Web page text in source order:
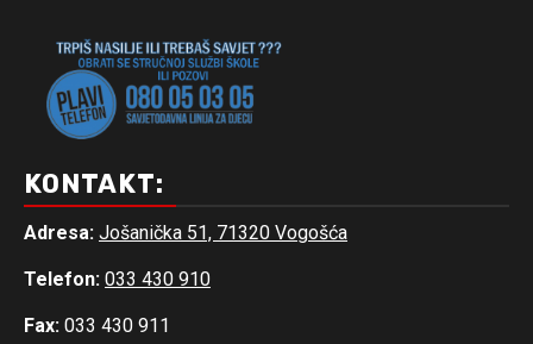
KONTAKT:
Adresa: Jošanička 51, 71320 Vogošća
Telefon: 033 430 910
Fax: 033 430 911